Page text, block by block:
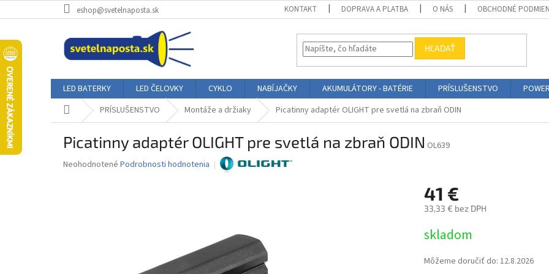
na
eshop@svetelnaposta.sk KONTAKT DOPRAVA A PLATBA O NÁS OBCHODNÉ
HĽADAŤ
LED BATERKY LED ČELOVKY CYKLO NABÍJAČKY AKUMULÁTORY - BATÉRIE PRÍSLUŠENSTVO
DomovPRÍSLUŠENSTVO Montáže a držiaky Picatinny adaptér OLIGHT pre svetlá na zbraň ODIN
Picatinny adaptér OLIGHT pre svetlá na zbraň ODIN OL639
Priemerné
Neohodnotené Podrobnosti hodnotenia
41 €
33,33 € bez DPH
cena:
skladom
Môžeme doručiť do: 12.8.2026